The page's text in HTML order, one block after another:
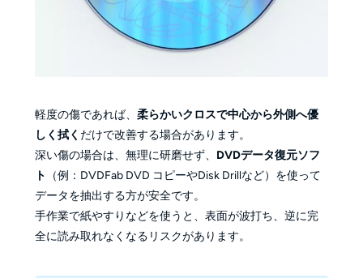
軽度の傷であれば、 柔らかいクロスで中心から外側へ優
しく拭く だけで改善する場合があります。
深い傷の場合は、無理に研磨せず、 DVDデータ復元ソフ
ト （例：DVDFab DVD コピーやDisk Drillなど）を使って
データを抽出する方が安全です。
手作業で紙やすりなどを使うと、表面が波打ち、逆に完
全に読み取れなくなるリスクがあります。